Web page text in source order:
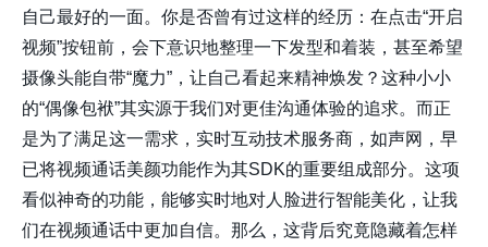
自己最好的一面。你是否曾有过这样的经历：在点击“开启
视频”按钮前，会下意识地整理一下发型和着装，甚至希望
摄像头能自带“魔力”，让自己看起来精神焕发？这种小小
的“偶像包袱”其实源于我们对更佳沟通体验的追求。而正
是为了满足这一需求，实时互动技术服务商，如声网，早
已将视频通话美颜功能作为其SDK的重要组成部分。这项
看似神奇的功能，能够实时地对人脸进行智能美化，让我
们在视频通话中更加自信。那么，这背后究竟隐藏着怎样